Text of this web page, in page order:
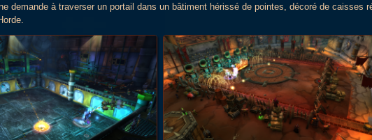
demande à traverser un portail dans un bâtiment hérissé de pointes, décoré de caisses